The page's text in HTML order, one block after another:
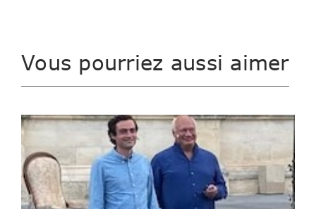
Vous pourriez aussi aimer